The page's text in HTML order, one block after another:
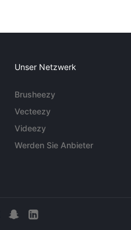
Unser Netzwerk
Brusheezy
Vecteezy
Videezy
Werden Sie Anbieter